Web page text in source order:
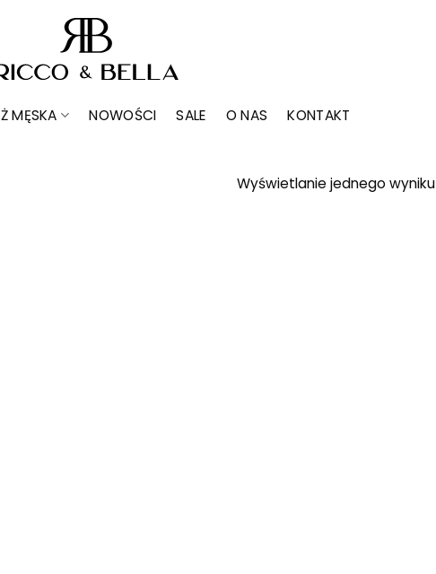
MĘSKA NOWOŚCI SALE O NAS KONTAKT
Wyświetlanie jednego wyniku